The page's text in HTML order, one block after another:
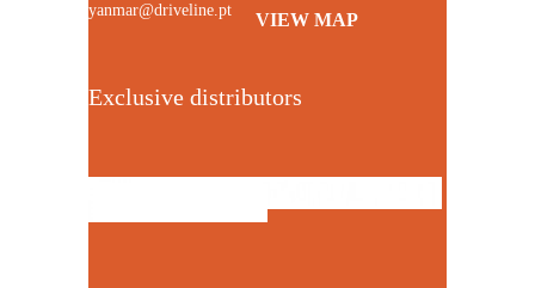
yanmar@driveline.pt
VIEW MAP
Exclusive distributors